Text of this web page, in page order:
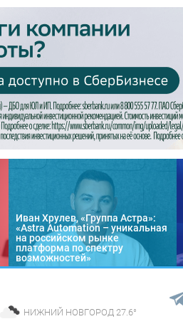
Иван Хрулев, «Группа Астра»:
«Astra Automation – уникальная
на российском рынке
платформа по спектру
возможностей»
НИЖНИЙ НОВГОРОД 27.6°